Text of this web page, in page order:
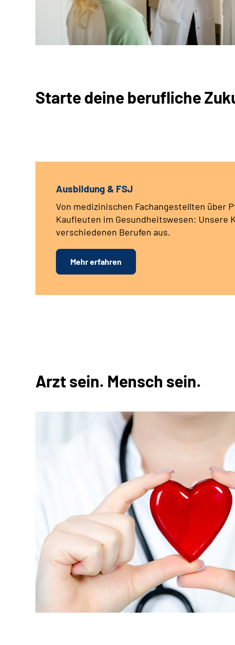
Starte deine berufliche
Ausbildung & FSJ
Von medizinischen Fachangestellten über
Kaufleuten im Gesundheitswesen: Unsere
verschiedenen Berufen aus.
Mehr erfahren
Arzt sein. Mensch sein.